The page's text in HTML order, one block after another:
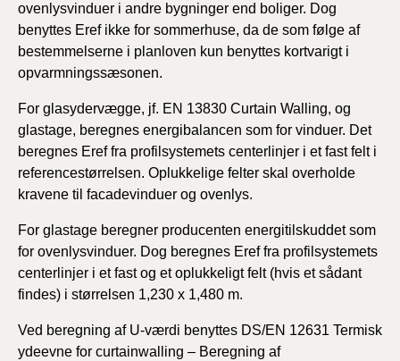
ovenlysvinduer i andre bygninger end boliger. Dog
benyttes Eref ikke for sommerhuse, da de som følge af
bestemmelserne i planloven kun benyttes kortvarigt i
opvarmningssæsonen.
For glasydervægge, jf. EN 13830 Curtain Walling, og
glastage, beregnes energibalancen som for vinduer. Det
beregnes Eref fra profilsystemets centerlinjer i et fast felt i
referencestørrelsen. Oplukkelige felter skal overholde
kravene til facadevinduer og ovenlys.
For glastage beregner producenten energitilskuddet som
for ovenlysvinduer. Dog beregnes Eref fra profilsystemets
centerlinjer i et fast og et oplukkeligt felt (hvis et sådant
findes) i størrelsen 1,230 x 1,480 m.
Ved beregning af U-værdi benyttes DS/EN 12631 Termisk
ydeevne for curtainwalling – Beregning af